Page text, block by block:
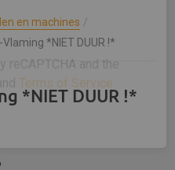
en machines
*NIET DUUR !*
*NIET DUUR !*
gelezen en ga